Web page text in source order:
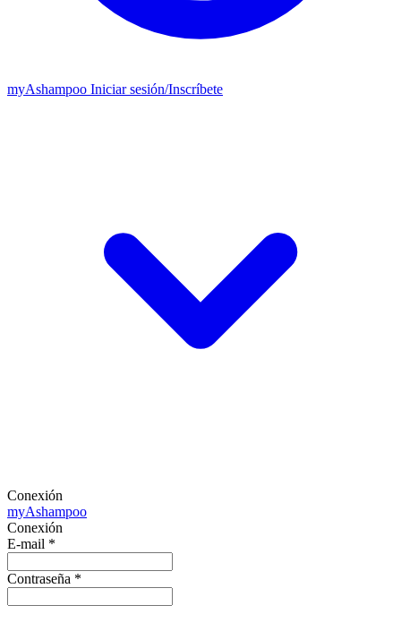
myAshampoo Iniciar sesión/Inscríbete
Conexión
myAshampoo
Conexión
E-mail *
Contraseña *